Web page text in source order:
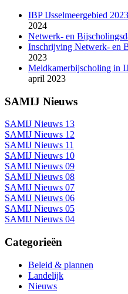
IBP IJsselmeergebied
2024
Netwerk- en
Inschrijving Netwerk- en
2023
Meldkamerbijscholing in
april 2023
SAMIJ Nieuws
SAMIJ Nieuws 13
SAMIJ Nieuws 12
SAMIJ Nieuws 11
SAMIJ Nieuws 10
SAMIJ Nieuws 09
SAMIJ Nieuws 08
SAMIJ Nieuws 07
SAMIJ Nieuws 06
SAMIJ Nieuws 05
SAMIJ Nieuws 04
Categorieën
Beleid & plannen
Landelijk
Nieuws